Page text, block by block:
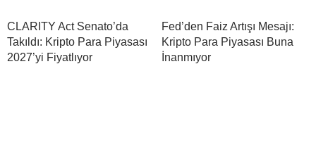
CLARITY Act Senato’da
Takıldı: Kripto Para Piyasası
2027’yi Fiyatlıyor
Fed’den Faiz Artışı Mesajı:
Kripto Para Piyasası Buna
İnanmıyor